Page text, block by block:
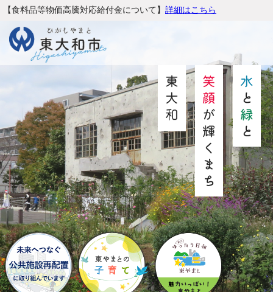
【食料品等物価高騰対応給付金について】 詳細はこちら